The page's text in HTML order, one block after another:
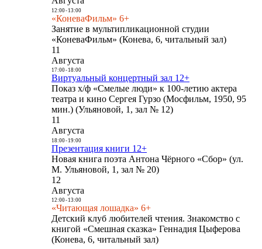
12:00- 13:00
«КоневаФильм» 6+
Занятие в мультипликационной студии
«КоневаФильм» (Конева, 6, читальный зал)
11
Августа
17:00- 18:00
Виртуальный концертный зал 12+
Показ х/ф «Смелые люди» к 100-летию актера
театра и кино Сергея Гурзо (Мосфильм, 1950, 95
мин.) (Ульяновой, 1, зал № 12)
11
Августа
18:00- 19:00
Презентация книги 12+
Новая книга поэта Антона Чёрного «Сбор» (ул.
М. Ульяновой, 1, зал № 20)
12
Августа
12:00- 13:00
«Читающая лошадка» 6+
Детский клуб любителей чтения. Знакомство с
книгой «Смешная сказка» Геннадия Цыферова
(Конева, 6, читальный зал)